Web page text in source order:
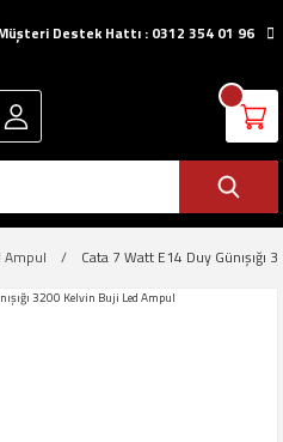
Destek Hattı : 0312 354 01 96
Ampul Cata 7 Watt E14 Duy